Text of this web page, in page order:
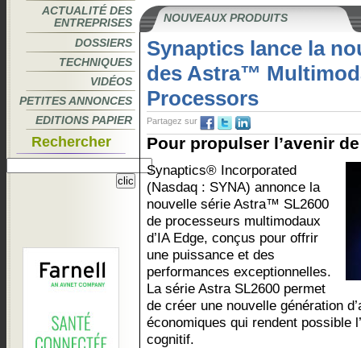
ACTUALITÉ DES
ENTREPRISES
DOSSIERS
TECHNIQUES
VIDÉOS
PETITES ANNONCES
EDITIONS PAPIER
Rechercher
NOUVEAUX PRODUITS
Synaptics lance la
des Astra™
Processors
Partagez sur
Pour propulser l’avenir
Synaptics® Incorporated
(Nasdaq : SYNA) annonce la
nouvelle série Astra™ SL2600
de processeurs multimodaux
d’IA Edge, conçus pour offrir
une puissance et des
performances exceptionnelles.
La série Astra SL2600 permet
de créer une nouvelle génération
économiques qui rendent possible
cognitif.